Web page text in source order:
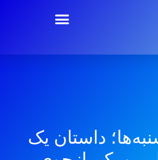
داستان یک